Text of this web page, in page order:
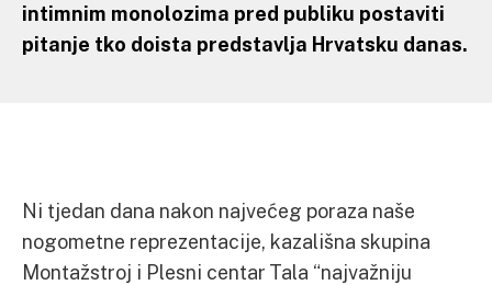
intimnim monolozima pred publiku postaviti
pitanje tko doista predstavlja Hrvatsku danas.
Ni tjedan dana nakon najvećeg poraza naše
nogometne reprezentacije, kazališna skupina
Montažstroj i Plesni centar Tala “najvažniju